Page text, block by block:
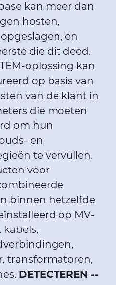
kan meer dan
hosten,
en
die dit deed.
oplossing kan
op basis van
van de klant in
die moeten
om hun
en
te vervullen.
voor
binnen hetzelfde
op MV-
kabels,
transformatoren,
DETECTEREN --